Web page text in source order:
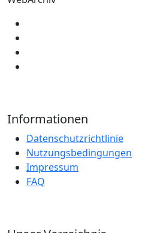
Informationen
Datenschutzrichtlinie
Nutzungsbedingungen
Impressum
FAQ